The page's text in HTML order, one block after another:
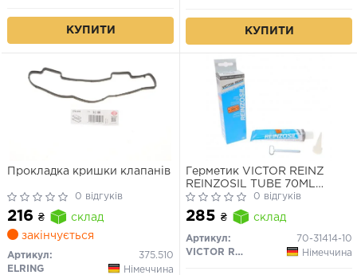
КУПИТИ КУПИТИ
Прокладка кришки клапанів
0 відгуків
216 ₴
склад
закінчується
Артикул:
375.510
ELRING
Німеччина
Герметик VICTOR REINZ
REINZOSIL TUBE 70ML
-50/+300 (антрацит)
0 відгуків
285 ₴ склад
Артикул:
70-31414-10
VICTOR REINZ
Німеччина